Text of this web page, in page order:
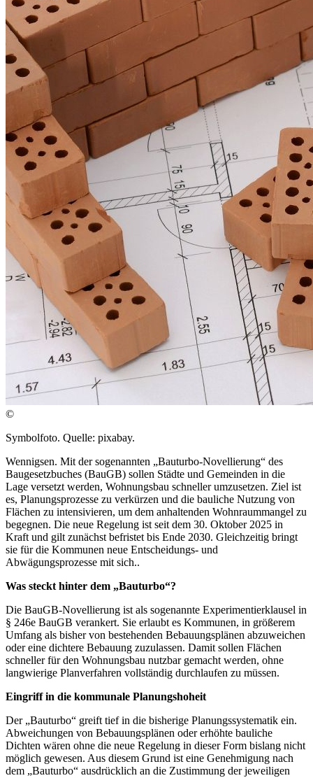
©
Symbolfoto. Quelle: pixabay.
Wennigsen. Mit der sogenannten „Bauturbo-Novellierung“ des
Baugesetzbuches (BauGB) sollen Städte und Gemeinden in die
Lage versetzt werden, Wohnungsbau schneller umzusetzen. Ziel ist
es, Planungsprozesse zu verkürzen und die bauliche Nutzung von
Flächen zu intensivieren, um dem anhaltenden Wohnraummangel zu
begegnen. Die neue Regelung ist seit dem 30. Oktober 2025 in
Kraft und gilt zunächst befristet bis Ende 2030. Gleichzeitig bringt
sie für die Kommunen neue Entscheidungs- und
Abwägungsprozesse mit sich..
Was steckt hinter dem „Bauturbo“?
Die BauGB-Novellierung ist als sogenannte Experimentierklausel in
§ 246e BauGB verankert. Sie erlaubt es Kommunen, in größerem
Umfang als bisher von bestehenden Bebauungsplänen abzuweichen
oder eine dichtere Bebauung zuzulassen. Damit sollen Flächen
schneller für den Wohnungsbau nutzbar gemacht werden, ohne
langwierige Planverfahren vollständig durchlaufen zu müssen.
Eingriff in die kommunale Planungshoheit
Der „Bauturbo“ greift tief in die bisherige Planungssystematik ein.
Abweichungen von Bebauungsplänen oder erhöhte bauliche
Dichten wären ohne die neue Regelung in dieser Form bislang nicht
möglich gewesen. Aus diesem Grund ist eine Genehmigung nach
dem „Bauturbo“ ausdrücklich an die Zustimmung der jeweiligen